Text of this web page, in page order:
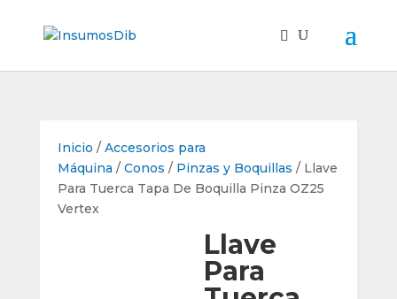
Inicio / Accesorios para
Máquina / Conos / Pinzas y Boquillas / Llave
Para Tuerca Tapa De Boquilla Pinza OZ25
Vertex
Llave
Para